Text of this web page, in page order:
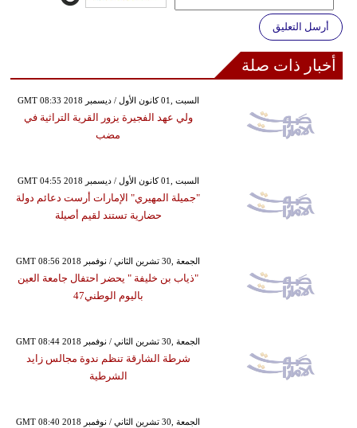
أرسل التعليق
أخبار ذات صلة
GMT 08:33 2018 السبت ,01 كانون الأول / ديسمبر
ولي عهد الفجيرة يزور القرية التراثية في
مضب
GMT 04:55 2018 السبت ,01 كانون الأول / ديسمبر
"جميلة المهيري" الإمارات أرست دعائم دولة
حضارية تستند لقيم أصيلة
GMT 08:56 2018 الجمعة ,30 تشرين الثاني / نوفمبر
"ذياب بن خليفة " يحضر احتفال جامعة العين
باليوم الوطني47
GMT 08:44 2018 الجمعة ,30 تشرين الثاني / نوفمبر
شرطة الشارقة تنظم ندوة مجالس زايد
الشرطية
GMT 08:40 2018 الجمعة ,30 تشرين الثاني / نوفمبر